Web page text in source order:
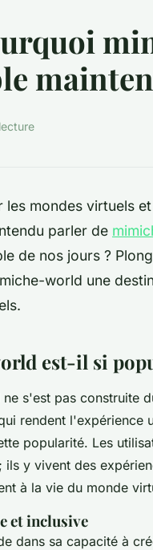
les mondes virtuels
parler de
de nos jours ?
world une
est-il si
s'est pas construite
rendent l'expérience
popularité. Les
y vivent des
à la vie du monde
et inclusive
dans sa capacité à